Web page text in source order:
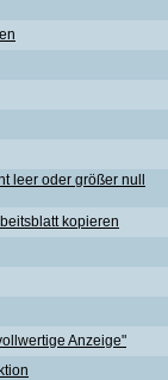
leer oder größer null
kopieren
Anzeige"